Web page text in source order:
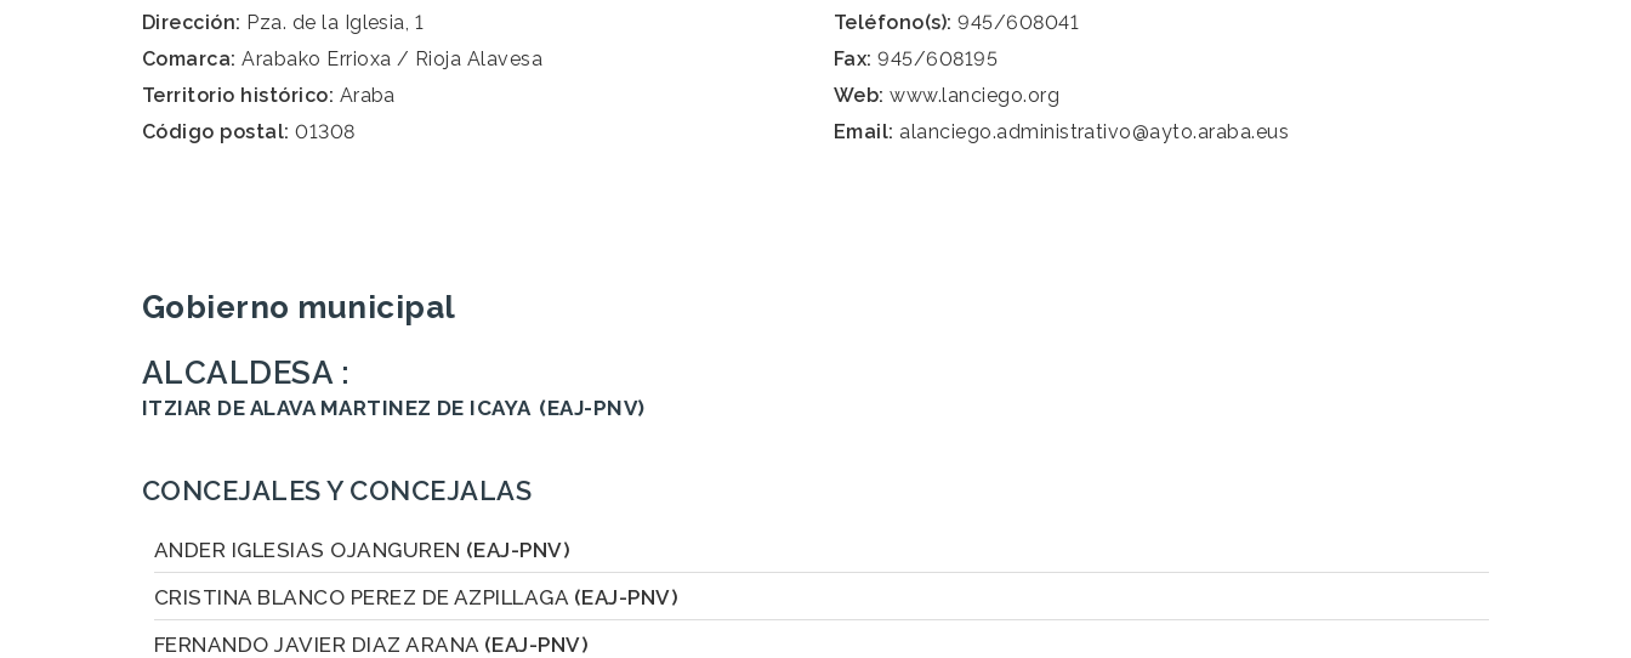
Dirección: Pza. de la Iglesia, 1
Comarca: Arabako Errioxa / Rioja Alavesa
Territorio histórico: Araba
Código postal: 01308
Teléfono(s): 945/608041
Fax: 945/608195
Web: www.lanciego.org
Email: alanciego.administrativo@ayto.araba.eus
Gobierno municipal
ALCALDESA :
ITZIAR DE ALAVA MARTINEZ DE ICAYA (EAJ-PNV)
CONCEJALES Y CONCEJALAS
ANDER IGLESIAS OJANGUREN (EAJ-PNV)
CRISTINA BLANCO PEREZ DE AZPILLAGA (EAJ-PNV)
FERNANDO JAVIER DIAZ ARANA (EAJ-PNV)